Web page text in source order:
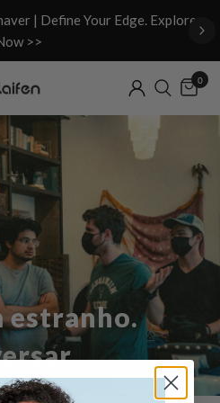
| Define Your Edge. Explore
>>
0
estranho.